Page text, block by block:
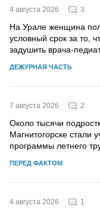
4 августа 2026 3
На Урале женщина
условный срок за то,
задушить врача-
ДЕЖУРНАЯ ЧАСТЬ
7 августа 2026 2
Около тысячи
Магнитогорске стали
программы летнего
ПЕРЕД ФАКТОМ
4 августа 2026 1